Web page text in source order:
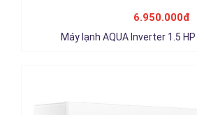
6.950.000đ
Máy lạnh AQUA Inverter 1.5
11.500.000đ
Chi tiết